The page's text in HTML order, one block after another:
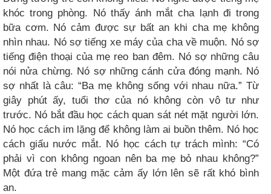
khóc trong phòng. Nó thấy ánh mắt cha lạnh đi trong
bữa cơm. Nó cảm được sự bất an khi cha mẹ không
nhìn nhau. Nó sợ tiếng xe máy của cha về muộn. Nó sợ
tiếng điện thoại của mẹ reo ban đêm. Nó sợ những câu
nói nửa chừng. Nó sợ những cánh cửa đóng mạnh. Nó
sợ nhất là câu: “Ba mẹ không sống với nhau nữa.” Từ
giây phút ấy, tuổi thơ của nó không còn vô tư như
trước. Nó bắt đầu học cách quan sát nét mặt người lớn.
Nó học cách im lặng để không làm ai buồn thêm. Nó học
cách giấu nước mắt. Nó học cách tự trách mình: “Có
phải vì con không ngoan nên ba mẹ bỏ nhau không?”
Một đứa trẻ mang mặc cảm ấy lớn lên sẽ rất khó bình
an.